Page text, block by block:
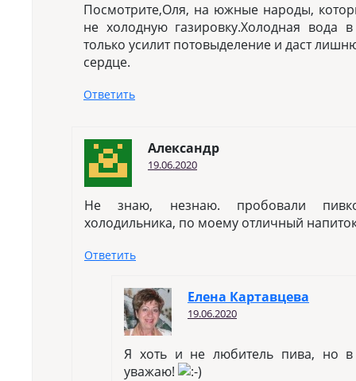
Посмотрите,Оля, на южные народы,
не холодную газировку.Холодная вода
только усилит потовыделение и даст
сердце.
Ответить
Александр
19.06.2020
Не знаю, незнаю. пробовали
холодильника, по моему отличный
Ответить
Елена Картавцева
19.06.2020
Я хоть и не любитель пива, но в
уважаю!